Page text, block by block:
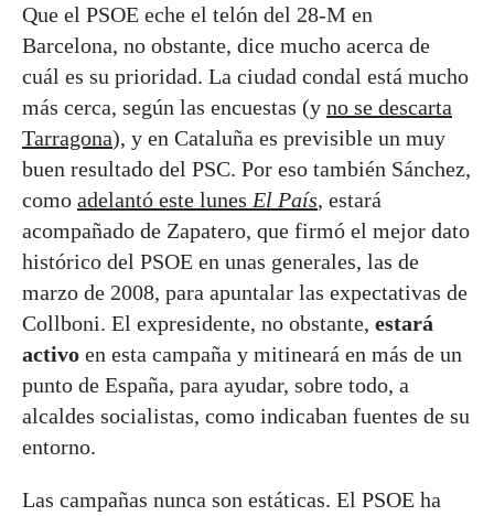
Que el PSOE eche el telón del 28-M en
Barcelona, no obstante, dice mucho acerca de
cuál es su prioridad. La ciudad condal está mucho
más cerca, según las encuestas (y no se descarta
Tarragona), y en Cataluña es previsible un muy
buen resultado del PSC. Por eso también Sánchez,
como adelantó este lunes El País, estará
acompañado de Zapatero, que firmó el mejor dato
histórico del PSOE en unas generales, las de
marzo de 2008, para apuntalar las expectativas de
Collboni. El expresidente, no obstante, estará
activo en esta campaña y mitineará en más de un
punto de España, para ayudar, sobre todo, a
alcaldes socialistas, como indicaban fuentes de su
entorno.
Las campañas nunca son estáticas. El PSOE ha